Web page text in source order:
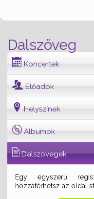
Dalszöveg
Koncertek
Előadók
Helyszínek
Albumok
Dalszövegek
Egy egyszerű
hozzáférhetsz az oldal